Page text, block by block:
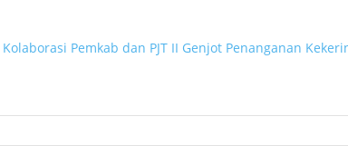
Kolaborasi Pemkab dan PJT II Genjot Penanganan